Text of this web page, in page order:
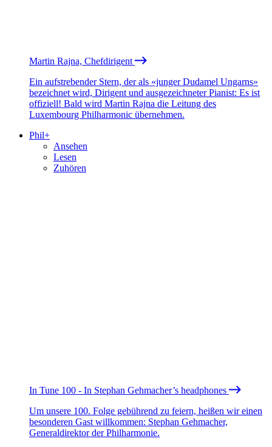
Martin Rajna, Chefdirigent
Ein aufstrebender Stern, der als «junger Dudamel Ungarns»
bezeichnet wird, Dirigent und ausgezeichneter Pianist: Es ist
offiziell! Bald wird Martin Rajna die Leitung des
Luxembourg Philharmonic übernehmen.
Phil+
Ansehen
Lesen
Zuhören
In Tune 100 - In Stephan Gehmacher’s headphones
Um unsere 100. Folge gebührend zu feiern, heißen wir einen
besonderen Gast willkommen: Stephan Gehmacher,
Generaldirektor der Philharmonie.